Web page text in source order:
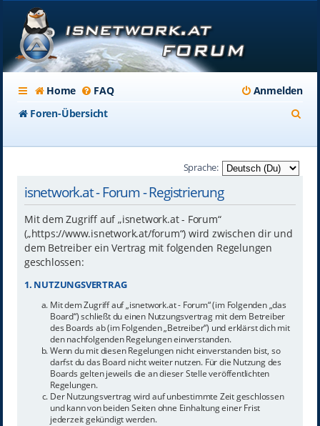
Home FAQ
Anmelden
Foren-Übersicht
Sprache:
isnetwork.at - Forum - Registrierung
Mit dem Zugriff auf „isnetwork.at - Forum“
(„https://www.isnetwork.at/forum“) wird zwischen dir und
dem Betreiber ein Vertrag mit folgenden Regelungen
geschlossen:
1. NUTZUNGSVERTRAG
Mit dem Zugriff auf „isnetwork.at - Forum“ (im Folgenden „das
Board“) schließt du einen Nutzungsvertrag mit dem Betreiber
des Boards ab (im Folgenden „Betreiber“) und erklärst dich mit
den nachfolgenden Regelungen einverstanden.
Wenn du mit diesen Regelungen nicht einverstanden bist, so
darfst du das Board nicht weiter nutzen. Für die Nutzung des
Boards gelten jeweils die an dieser Stelle veröffentlichten
Regelungen.
Der Nutzungsvertrag wird auf unbestimmte Zeit geschlossen
und kann von beiden Seiten ohne Einhaltung einer Frist
jederzeit gekündigt werden.